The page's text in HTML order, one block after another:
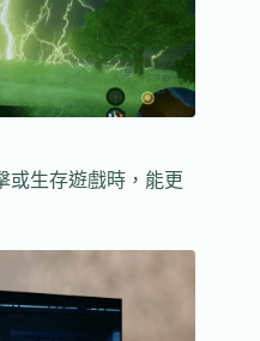
或生存遊戲時，能更